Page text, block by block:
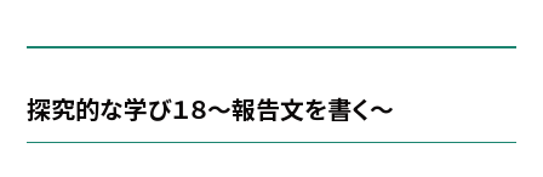
探究的な学び１８～報告文を書く～